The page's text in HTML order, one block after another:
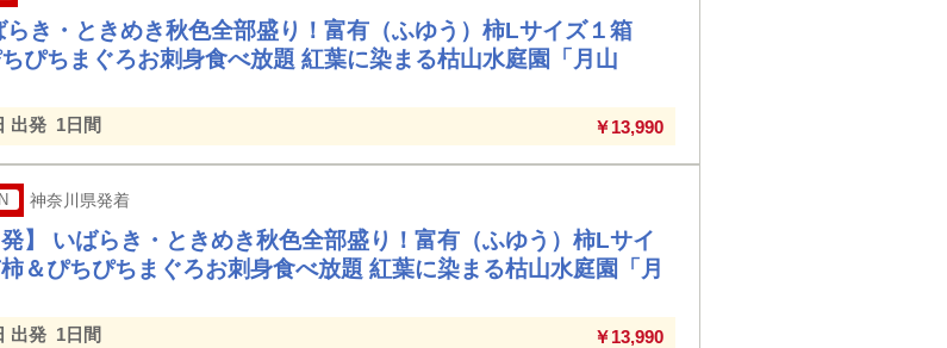
らき・ときめき秋色全部盛り！富有（ふゆう）柿Lサイズ１箱
ぴちまぐろお刺身食べ放題 紅葉に染まる枯山水庭園「月山
出発 1日間 ￥13,990
神奈川県発着
発】 いばらき・ときめき秋色全部盛り！富有（ふゆう）柿Lサイ
＆ぴちぴちまぐろお刺身食べ放題 紅葉に染まる枯山水庭園「月
出発 1日間 ￥13,990